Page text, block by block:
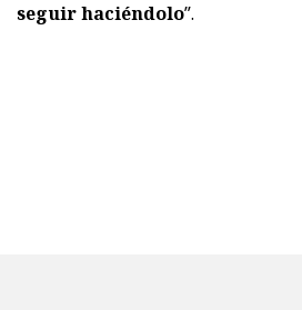
seguir haciéndolo”.